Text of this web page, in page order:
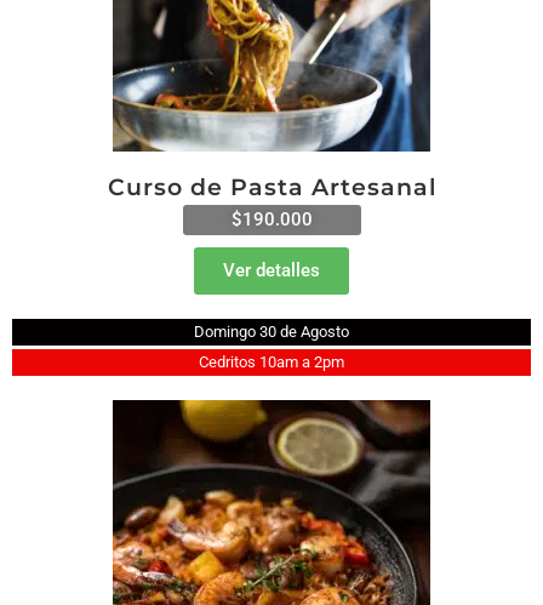
Curso de Pasta Artesanal
$190.000
Ver detalles
Domingo 30 de Agosto
Cedritos 10am a 2pm